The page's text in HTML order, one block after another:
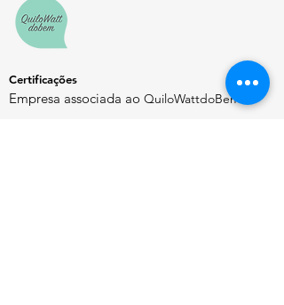
Certificações
Empresa associada ao QuiloWattdoBem